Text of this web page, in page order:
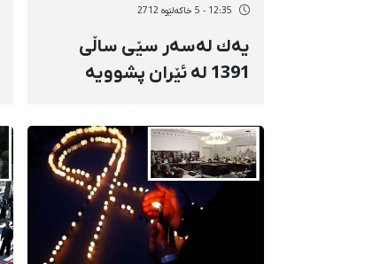
12:35 - 5 خاکەلێوه 2712
یەك لەسەر سێی ساڵی
1391 لە ئێران پشوویە